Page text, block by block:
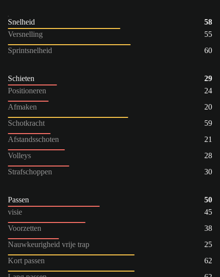
Snelheid
58
Versnelling
55
Sprintsnelheid
60
Schieten
29
Positioneren
24
Afmaken
20
Schotkracht
59
Afstandsschoten
21
Volleys
28
Strafschoppen
30
Passen
50
visie
45
Voorzetten
38
Nauwkeurigheid vrije trap
25
Kort passen
62